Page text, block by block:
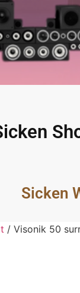
Sicken
/ Visonik 50